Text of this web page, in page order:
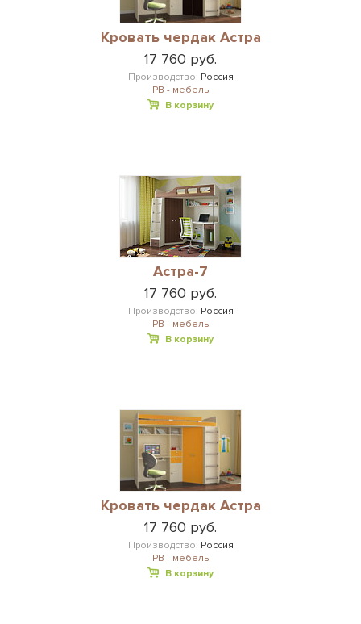
Кровать чердак Астра
17 760 руб.
Производство: Россия
РВ - мебель
В корзину
Астра-7
17 760 руб.
Производство: Россия
РВ - мебель
В корзину
Кровать чердак Астра
17 760 руб.
Производство: Россия
РВ - мебель
В корзину